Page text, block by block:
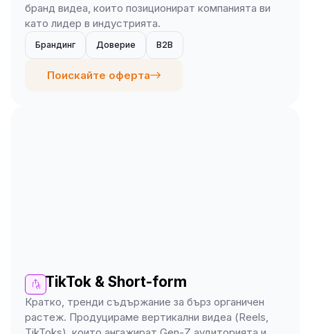
бранд видеа, които позиционират компанията ви
като лидер в индустрията.
Брандинг Доверие B2B
Поискайте оферта
TikTok & Short-form
Кратко, тренди съдържание за бърз органичен
растеж. Продуцираме вертикални видеа (Reels,